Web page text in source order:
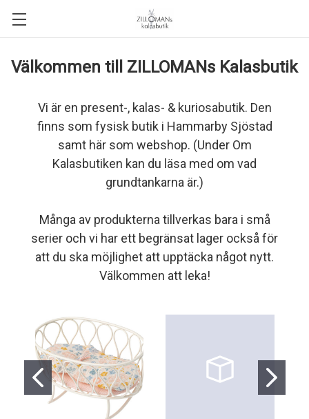
Välkommen till ZILLOMANs Kalasbutik
Vi är en present-, kalas- & kuriosabutik. Den
finns som fysisk butik i Hammarby Sjöstad
samt här som webshop. (Under Om
Kalasbutiken kan du läsa med om vad
grundtankarna är.)
Många av produkterna tillverkas bara i små
serier och vi har ett begränsat lager också för
att du ska möjlighet att upptäcka något nytt.
Välkommen att leka!